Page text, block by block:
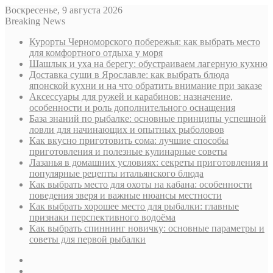
Воскресенье, 9 августа 2026
Breaking News
Курорты Черноморского побережья: как выбрать место
для комфортного отдыха у моря
Шашлык и уха на берегу: обустраиваем лагерную кухню
Доставка суши в Ярославле: как выбрать блюда
японской кухни и на что обратить внимание при заказе
Аксессуары для ружей и карабинов: назначение,
особенности и роль дополнительного оснащения
База знаний по рыбалке: основные принципы успешной
ловли для начинающих и опытных рыболовов
Как вкусно приготовить сома: лучшие способы
приготовления и полезные кулинарные советы
Лазанья в домашних условиях: секреты приготовления и
популярные рецепты итальянского блюда
Как выбрать место для охоты на кабана: особенности
поведения зверя и важные нюансы местности
Как выбрать хорошее место для рыбалки: главные
признаки перспективного водоёма
Как выбрать спиннинг новичку: основные параметры и
советы для первой рыбалки